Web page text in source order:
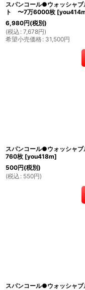
スパンコール●ウォッシ
ト 〜7万6000枚 [
6,980円(税別)
(税込 : 7,678円)
希望小売価格: 31,500円
スパンコール●ウォッシャ
760枚 [you418m]
500円(税別)
(税込 : 550円)
スパンコール●ウォッシャ